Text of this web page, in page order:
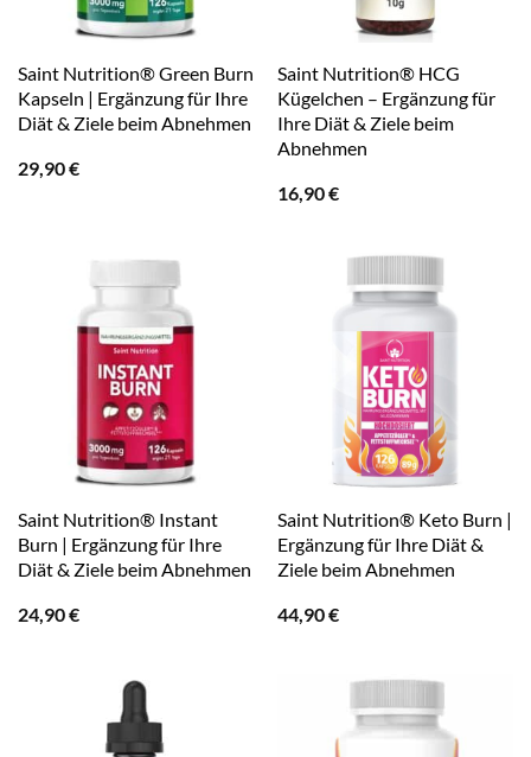
Saint Nutrition® Green Burn
Kapseln | Ergänzung für Ihre
Diät & Ziele beim Abnehmen
29,90€
Saint Nutrition® HCG
Kügelchen – Ergänzung für
Ihre Diät & Ziele beim
Abnehmen
16,90€
Saint Nutrition® Instant
Burn | Ergänzung für Ihre
Diät & Ziele beim Abnehmen
24,90€
Saint Nutrition® Keto Burn |
Ergänzung für Ihre Diät &
Ziele beim Abnehmen
44,90€